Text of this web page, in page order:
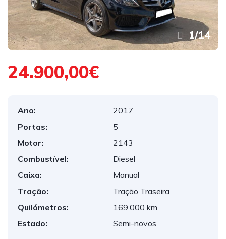
1/14
24.900,00€
Ano:
2017
Portas:
5
Motor:
2143
Combustível:
Diesel
Caixa:
Manual
Tração:
Tração Traseira
Quilómetros:
169.000 km
Estado:
Semi-novos